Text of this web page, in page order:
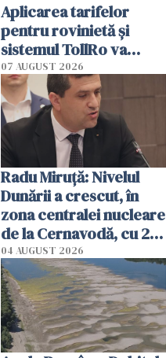
Aplicarea tarifelor
pentru rovinietă şi
sistemul TollRo va
începe la 1 octombrie
07 AUGUST 2026
Radu Miruţă: Nivelul
Dunării a crescut, în
zona centralei nucleare
de la Cernavodă, cu 2
cm faţă de ziua trecută
04 AUGUST 2026